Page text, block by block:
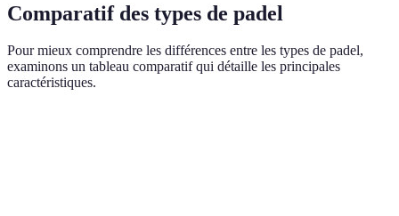
Comparatif des types de padel
Pour mieux comprendre les différences entre les types de padel,
examinons un tableau comparatif qui détaille les principales
caractéristiques.